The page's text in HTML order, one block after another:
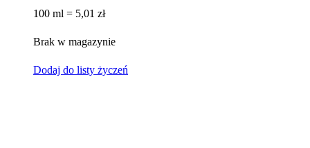
100 ml = 5,01 zł
Brak w magazynie
Dodaj do listy życzeń